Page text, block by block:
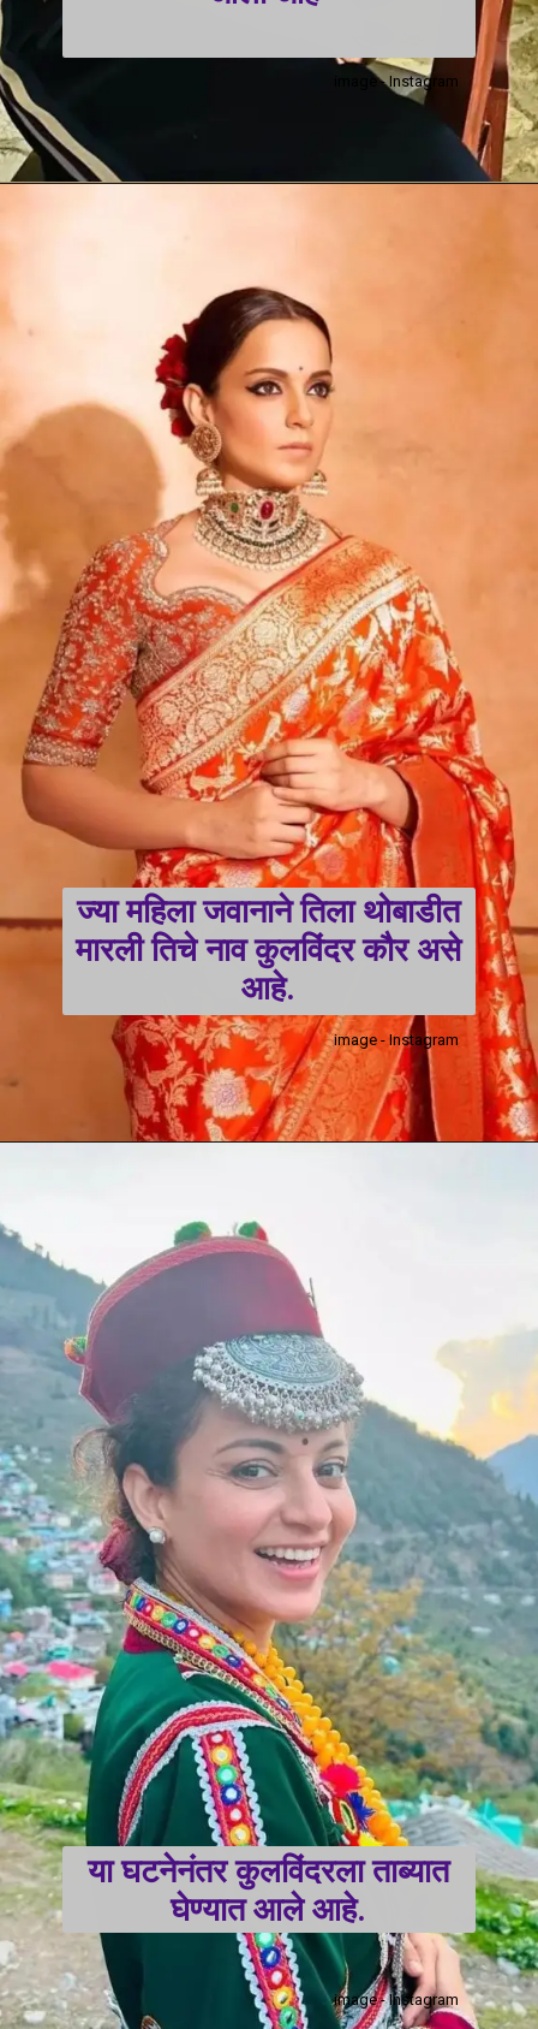
image - Instagram
ज्या महिला जवानाने तिला थोबाडीत
मारली तिचे नाव कुलविंदर कौर असे
आहे.
image - Instagram
या घटनेनंतर कुलविंदरला ताब्यात
घेण्यात आले आहे.
image - Instagram